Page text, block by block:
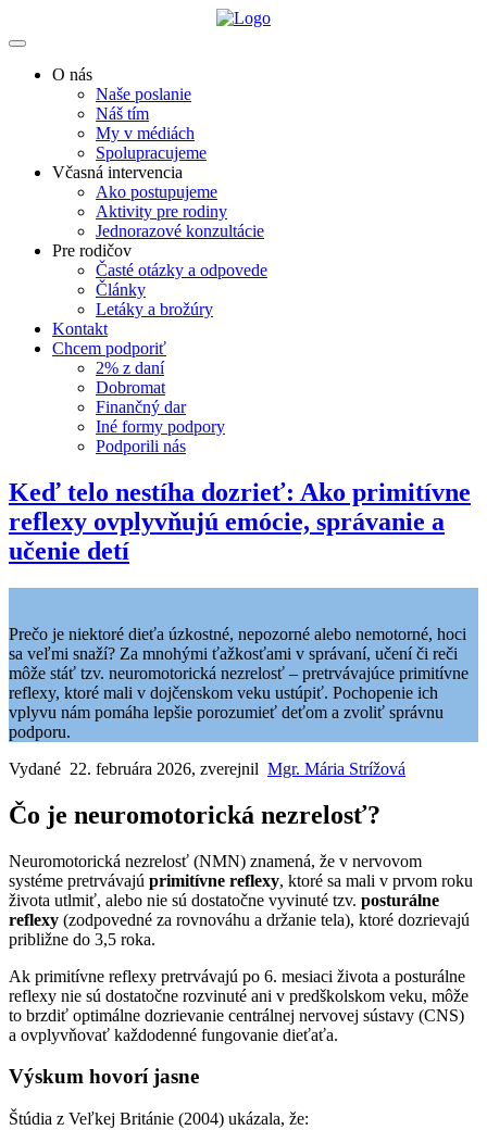
O nás
Naše poslanie
Náš tím
My v médiách
Spolupracujeme
Včasná intervencia
Ako postupujeme
Aktivity pre rodiny
Jednorazové konzultácie
Pre rodičov
Časté otázky a odpovede
Články
Letáky a brožúry
Kontakt
Chcem podporiť
2% z daní
Dobromat
Finančný dar
Iné formy podpory
Podporili nás
Keď telo nestíha dozrieť: Ako primitívne
reflexy ovplyvňujú emócie, správanie a
učenie detí
Prečo je niektoré dieťa úzkostné, nepozorné alebo nemotorné, hoci
sa veľmi snaží? Za mnohými ťažkosťami v správaní, učení či reči
môže stáť tzv. neuromotorická nezrelosť – pretrvávajúce primitívne
reflexy, ktoré mali v dojčenskom veku ustúpiť. Pochopenie ich
vplyvu nám pomáha lepšie porozumieť deťom a zvoliť správnu
podporu.
Vydané 22. februára 2026, zverejnil Mgr. Mária Strížová
Čo je neuromotorická nezrelosť?
Neuromotorická nezrelosť (NMN) znamená, že v nervovom
systéme pretrvávajú primitívne reflexy, ktoré sa mali v prvom roku
života utlmiť, alebo nie sú dostatočne vyvinuté tzv. posturálne
reflexy (zodpovedné za rovnováhu a držanie tela), ktoré dozrievajú
približne do 3,5 roka.
Ak primitívne reflexy pretrvávajú po 6. mesiaci života a posturálne
reflexy nie sú dostatočne rozvinuté ani v predškolskom veku, môže
to brzdiť optimálne dozrievanie centrálnej nervovej sústavy (CNS)
a ovplyvňovať každodenné fungovanie dieťaťa.
Výskum hovorí jasne
Štúdia z Veľkej Británie (2004) ukázala, že: